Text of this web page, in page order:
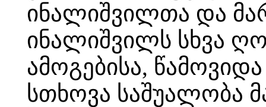
ინალიშვილთა და
ინალიშვილს სხვა
ამოგებისა,
სთხოვა საშუალობა